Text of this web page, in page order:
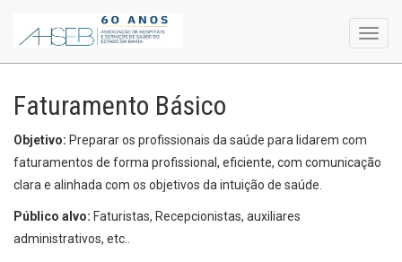
Faturamento Básico
Objetivo: Preparar os profissionais da saúde para lidarem com
faturamentos de forma profissional, eficiente, com comunicação
clara e alinhada com os objetivos da intuição de saúde.
Público alvo: Faturistas, Recepcionistas, auxiliares
administrativos, etc..